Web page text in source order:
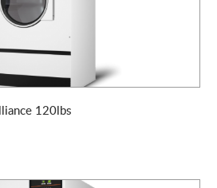
120lbs